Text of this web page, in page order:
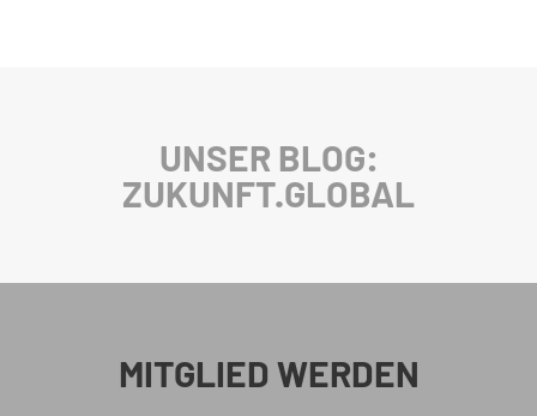
UNSER BLOG:
ZUKUNFT.GLOBAL
MITGLIED WERDEN